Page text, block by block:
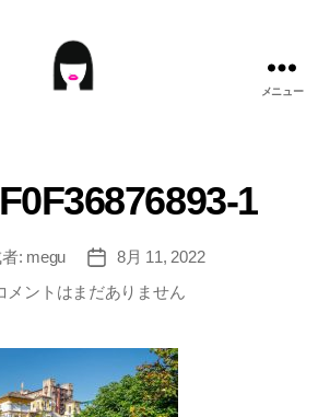
メニュー
1
: megu
投
稿
日
8月 11, 2022
メントはまだありません